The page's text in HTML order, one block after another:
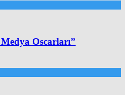
Oscarları”